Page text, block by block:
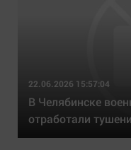
22.06.2026 15:57:04
В Челябинске
отработали